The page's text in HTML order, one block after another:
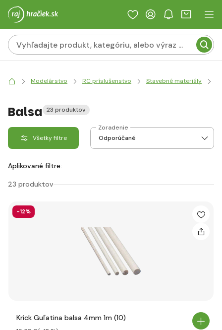
Modelárstvo RC príslušenstvo Stavebné materiály
Balsa 23 produktov
Všetky filtre
Zoradenie
Aplikované filtre:
23 produktov
-12%
Krick Guľatina balsa 4mm 1m (10)